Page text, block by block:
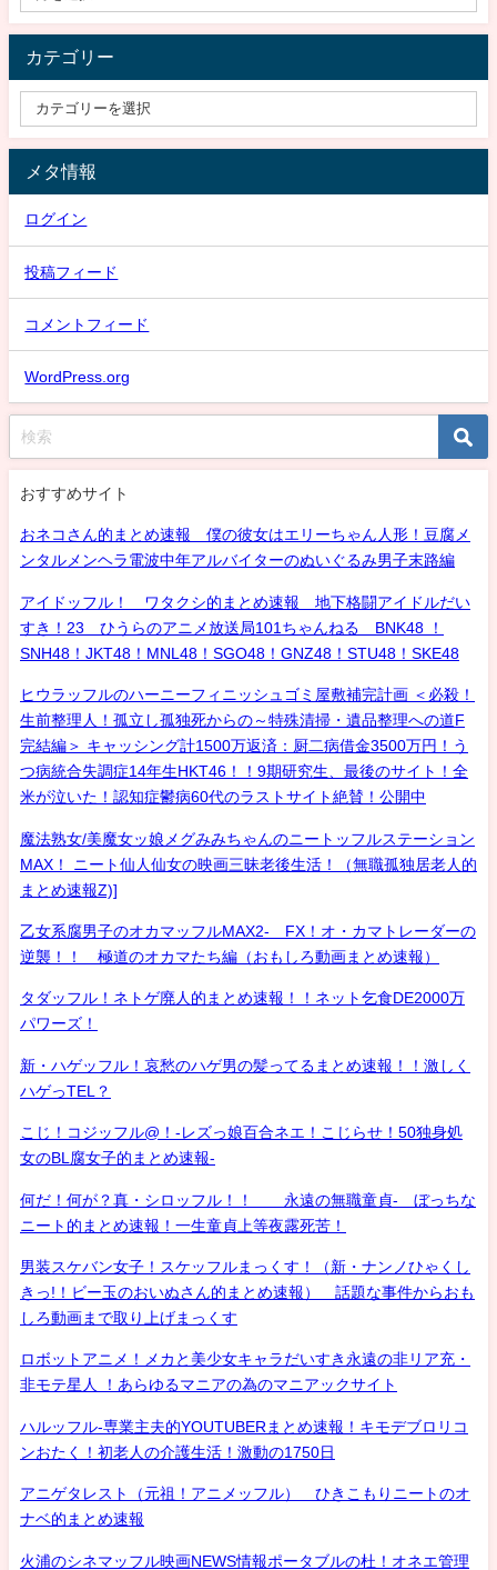
カテゴリー
メタ情報
ログイン
投稿フィード
コメントフィード
WordPress.org
おすすめサイト
おネコさん的まとめ速報 僕の彼女はエリーちゃん人形！豆腐メ
ンタルメンヘラ電波中年アルバイターのぬいぐるみ男子末路編
アイドッフル！ ワタクシ的まとめ速報 地下格闘アイドルだい
すき！23 ひうらのアニメ放送局101ちゃんねる BNK48 ！
SNH48！JKT48！MNL48！SGO48！GNZ48！STU48！SKE48
ヒウラッフルのハーニーフィニッシュゴミ屋敷補完計画 ＜必殺！
生前整理人！孤立し孤独死からの～特殊清掃・遺品整理への道F
完結編＞ キャッシング計1500万返済：厨二病借金3500万円！う
つ病統合失調症14年生HKT46！！9期研究生、最後のサイト！全
米が泣いた！認知症鬱病60代のラストサイト絶賛！公開中
魔法熟女/美魔女ッ娘メグみみちゃんのニートッフルステーション
MAX！ ニート仙人仙女の映画三昧老後生活！（無職孤独居老人的
まとめ速報Z)]
乙女系腐男子のオカマッフルMAX2- FX！オ・カマトレーダーの
逆襲！！ 極道のオカマたち編（おもしろ動画まとめ速報）
タダッフル！ネトゲ廃人的まとめ速報！！ネット乞食DE2000万
パワーズ！
新・ハゲッフル！哀愁のハゲ男の髪ってるまとめ速報！！激しく
ハゲっTEL？
こじ！コジッフル@！-レズっ娘百合ネエ！こじらせ！50独身処
女のBL腐女子的まとめ速報-
何だ！何が？真・シロッフル！！ 永遠の無職童貞- ぼっちな
ニート的まとめ速報！一生童貞上等夜露死苦！
男装スケバン女子！スケッフルまっくす！（新・ナンノひゃくし
きっ!！ビー玉のおいぬさん的まとめ速報） 話題な事件からおも
しろ動画まで取り上げまっくす
ロボットアニメ！メカと美少女キャラだいすき永遠の非リア充・
非モテ星人 ！あらゆるマニアの為のマニアックサイト
ハルッフル-専業主夫的YOUTUBERまとめ速報！キモデブロリコ
ンおたく！初老人の介護生活！激動の1750日
アニゲタレスト（元祖！アニメッフル） ひきこもりニートのオ
ナベ的まとめ速報
火浦のシネマッフル映画NEWS情報ポータブルの杜！オネエ管理